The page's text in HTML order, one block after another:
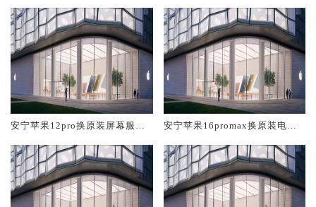
安宁苹果12pro换原装屏幕服务
安宁苹果16promax换原装电池